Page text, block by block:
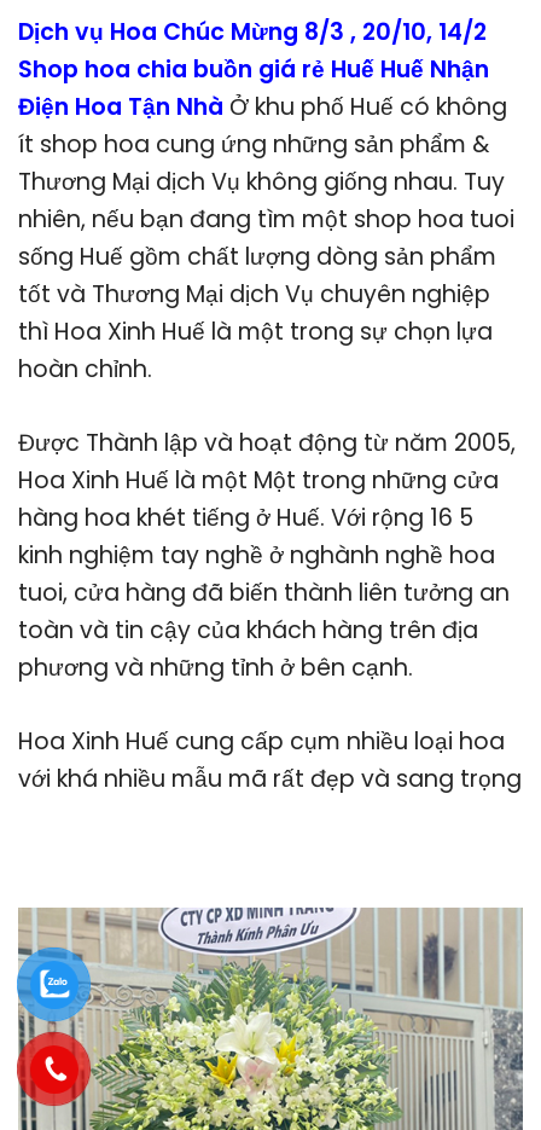
Dịch vụ Hoa Chúc Mừng 8/3 , 20/10, 14/2
Shop hoa chia buồn giá rẻ Huế Huế Nhận
Điện Hoa Tận Nhà Ở khu phố Huế có không
ít shop hoa cung ứng những sản phẩm &
Thương Mại dịch Vụ không giống nhau. Tuy
nhiên, nếu bạn đang tìm một shop hoa tuoi
sống Huế gồm chất lượng dòng sản phẩm
tốt và Thương Mại dịch Vụ chuyên nghiệp
thì Hoa Xinh Huế là một trong sự chọn lựa
hoàn chỉnh.
Được Thành lập và hoạt động từ năm 2005,
Hoa Xinh Huế là một Một trong những cửa
hàng hoa khét tiếng ở Huế. Với rộng 16 5
kinh nghiệm tay nghề ở nghành nghề hoa
tuoi, cửa hàng đã biến thành liên tưởng an
toàn và tin cậy của khách hàng trên địa
phương và những tỉnh ở bên cạnh.
Hoa Xinh Huế cung cấp cụm nhiều loại hoa
với khá nhiều mẫu mã rất đẹp và sang trọng